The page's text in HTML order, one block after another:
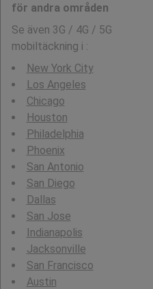
för andra områden
Se även 3G / 4G / 5G
mobiltäckning i :
New York City
Los Angeles
Chicago
Houston
Philadelphia
Phoenix
San Antonio
San Diego
Dallas
San Jose
Indianapolis
Jacksonville
San Francisco
Austin